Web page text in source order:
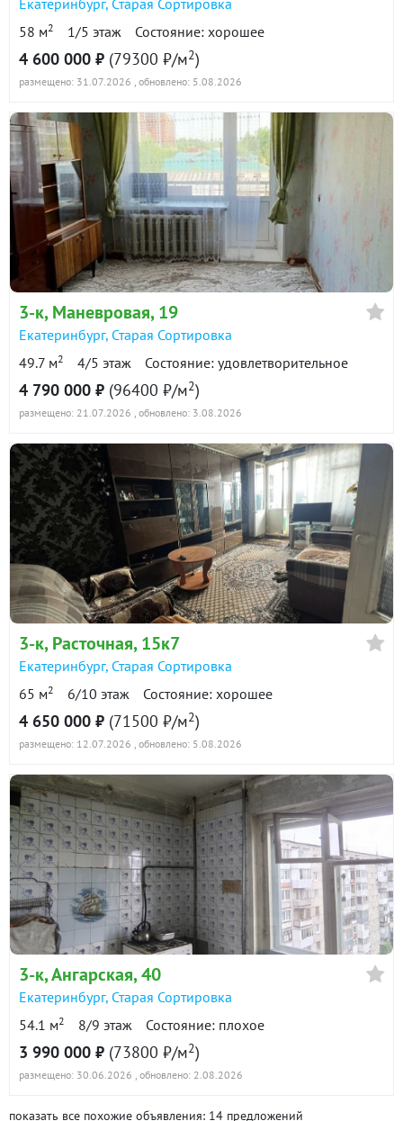
Екатеринбург, Старая Сортировка
58 м2 1/5 этаж Состояние: хорошее
4 600 000 ₽ (79300 ₽/м2)
размещено: 31.07.2026 , обновлено: 5.08.2026
3-к, Маневровая, 19
Екатеринбург, Старая Сортировка
49.7 м2 4/5 этаж Состояние: удовлетворительное
4 790 000 ₽ (96400 ₽/м2)
размещено: 21.07.2026 , обновлено: 3.08.2026
3-к, Расточная, 15к7
Екатеринбург, Старая Сортировка
65 м2 6/10 этаж Состояние: хорошее
4 650 000 ₽ (71500 ₽/м2)
размещено: 12.07.2026 , обновлено: 5.08.2026
3-к, Ангарская, 40
Екатеринбург, Старая Сортировка
54.1 м2 8/9 этаж Состояние: плохое
3 990 000 ₽ (73800 ₽/м2)
размещено: 30.06.2026 , обновлено: 2.08.2026
показать все похожие объявления: 14 предложений